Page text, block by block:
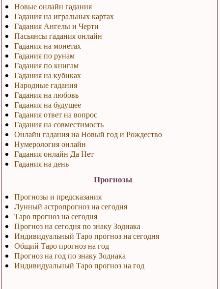
Новые онлайн гадания
Гадания на игральных картах
Гадания Ангелы и Черти
Пасьянсы гадания онлайн
Гадания на монетах
Гадания по рунам
Гадания по книгам
Гадания на кубиках
Народные гадания
Гадания на любовь
Гадания на будущее
Гадания ответ на вопрос
Гадания на совместимость
Онлайн гадания на Новый год и Рождество
Нумерология онлайн
Гадания онлайн Да Нет
Гадания на день
Прогнозы
Прогнозы и предсказания
Лунный астропрогноз на сегодня
Таро прогноз на сегодня
Прогноз на сегодня по знаку Зодиака
Индивидуальный Таро прогноз на сегодня
Общий Таро прогноз на год
Прогноз на год по знаку Зодиака
Индивидуальный Таро прогноз на год